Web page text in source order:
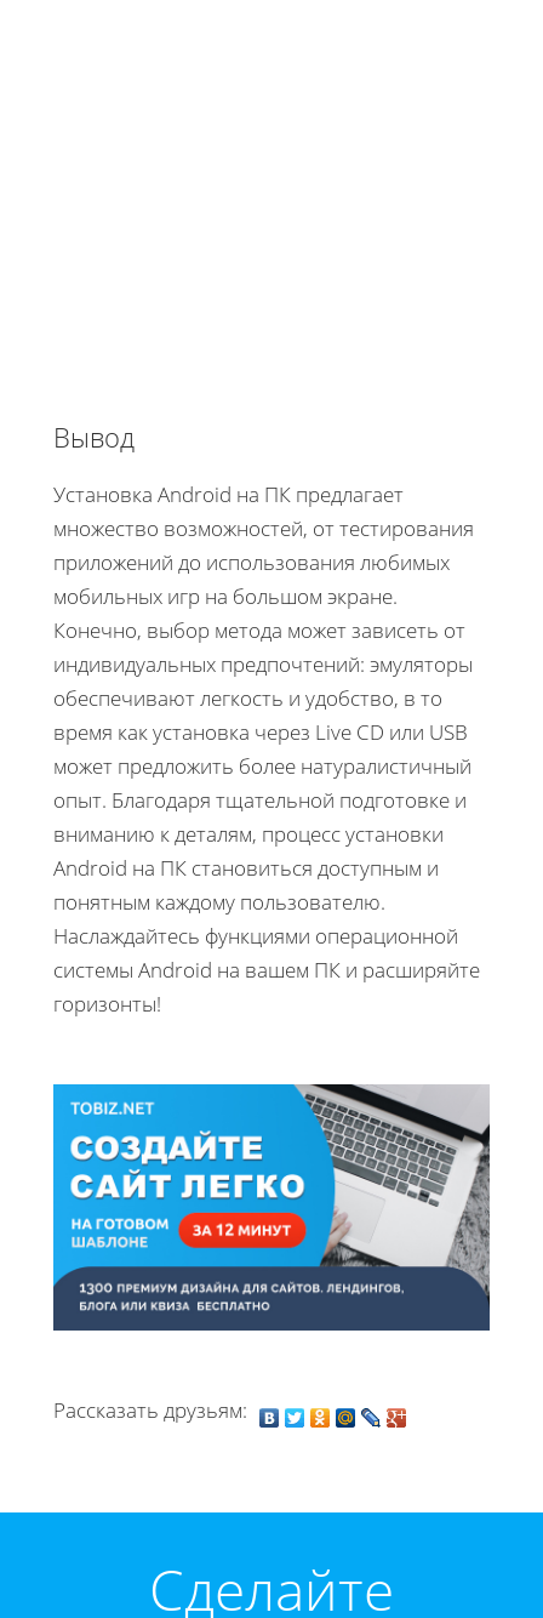
Вывод
Установка Android на ПК предлагает
множество возможностей, от тестирования
приложений до использования любимых
мобильных игр на большом экране.
Конечно, выбор метода может зависеть от
индивидуальных предпочтений: эмуляторы
обеспечивают легкость и удобство, в то
время как установка через Live CD или USB
может предложить более натуралистичный
опыт. Благодаря тщательной подготовке и
вниманию к деталям, процесс установки
Android на ПК становиться доступным и
понятным каждому пользователю.
Наслаждайтесь функциями операционной
системы Android на вашем ПК и расширяйте
горизонты!
Рассказать друзьям:
Cделайте